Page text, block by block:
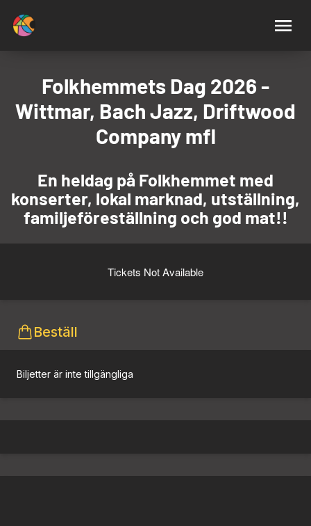
Folkhemmets Dag 2026 -
Wittmar, Bach Jazz, Driftwood
Company mfl
En heldag på Folkhemmet med
konserter, lokal marknad, utställning,
familjeföreställning och god mat!!
Tickets Not Available
Beställ
Biljetter är inte tillgängliga